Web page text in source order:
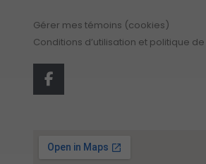
Gérer mes témoins (cookies)
Conditions d’utilisation et politique
F
a
c
o
o